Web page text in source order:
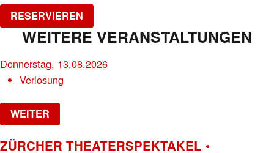
RESERVIEREN
WEITERE VERANSTALTUNGEN
Donnerstag, 13.08.2026
Verlosung
WEITER
ZÜRCHER THEATERSPEKTAKEL •